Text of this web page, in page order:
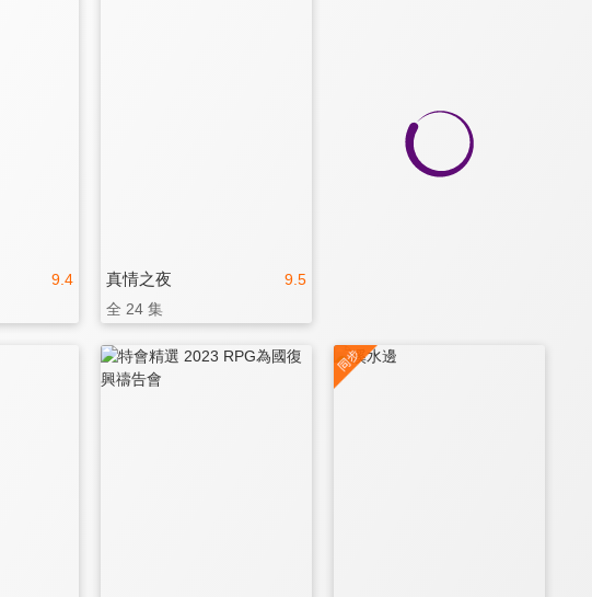
9.4 9.5
真情之夜
全 24 集